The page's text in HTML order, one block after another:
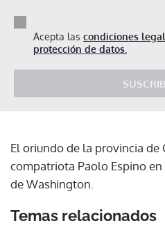
Acepta las condiciones
protección de datos.
El oriundo de la provincia de
compatriota Paolo Espino en
de Washington.
Temas relacionados